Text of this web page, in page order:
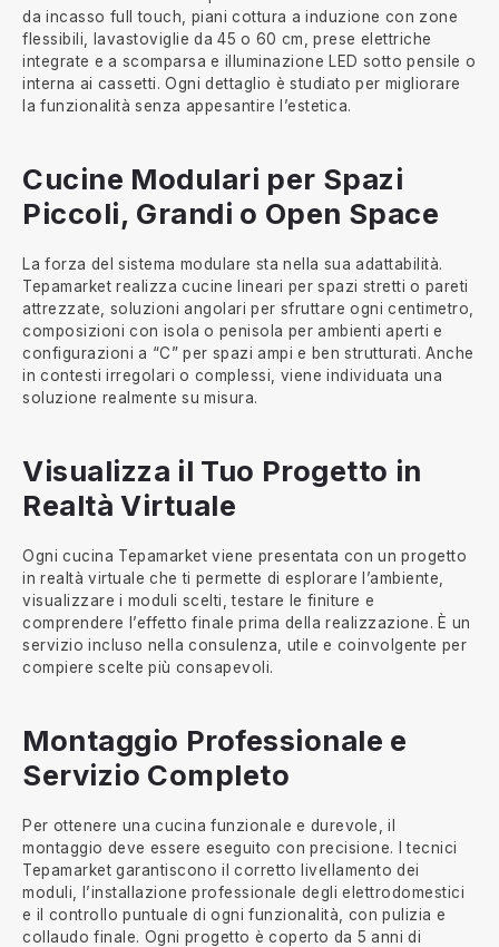
da incasso full touch, piani cottura a induzione con zone
flessibili, lavastoviglie da 45 o 60 cm, prese elettriche
integrate e a scomparsa e illuminazione LED sotto pensile o
interna ai cassetti. Ogni dettaglio è studiato per migliorare
la funzionalità senza appesantire l’estetica.
Cucine Modulari per Spazi
Piccoli, Grandi o Open Space
La forza del sistema modulare sta nella sua adattabilità.
Tepamarket realizza cucine lineari per spazi stretti o pareti
attrezzate, soluzioni angolari per sfruttare ogni centimetro,
composizioni con isola o penisola per ambienti aperti e
configurazioni a “C” per spazi ampi e ben strutturati. Anche
in contesti irregolari o complessi, viene individuata una
soluzione realmente su misura.
Visualizza il Tuo Progetto in
Realtà Virtuale
Ogni cucina Tepamarket viene presentata con un progetto
in realtà virtuale che ti permette di esplorare l’ambiente,
visualizzare i moduli scelti, testare le finiture e
comprendere l’effetto finale prima della realizzazione. È un
servizio incluso nella consulenza, utile e coinvolgente per
compiere scelte più consapevoli.
Montaggio Professionale e
Servizio Completo
Per ottenere una cucina funzionale e durevole, il
montaggio deve essere eseguito con precisione. I tecnici
Tepamarket garantiscono il corretto livellamento dei
moduli, l’installazione professionale degli elettrodomestici
e il controllo puntuale di ogni funzionalità, con pulizia e
collaudo finale. Ogni progetto è coperto da 5 anni di